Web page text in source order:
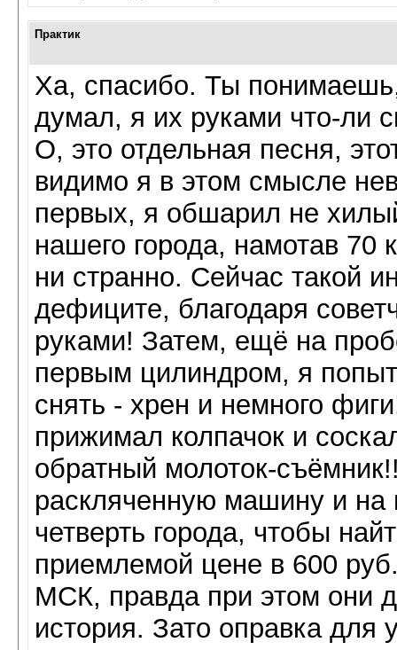
Практик
Ха, спасибо. Ты
думал, я их руками что-ли
О, это отдельная песня,
видимо я в этом смысле
первых, я обшарил не
нашего города, намотав 70
ни странно. Сейчас такой
дефиците, благодаря
руками! Затем, ещё на
первым цилиндром, я
снять - хрен и немного
прижимал колпачок и
обратный молоток-
раскляченную машину и
четверть города, чтобы
приемлемой цене в 600
МСК, правда при этом они
история. Зато оправка для